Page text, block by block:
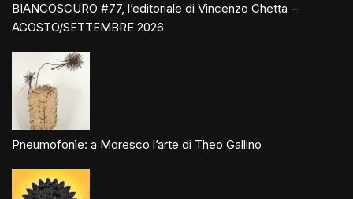
BIANCOSCURO #77, l’editoriale di Vincenzo Chetta –
AGOSTO/SETTEMBRE 2026
Pneumofonìe: a Moresco l’arte di Theo Gallino